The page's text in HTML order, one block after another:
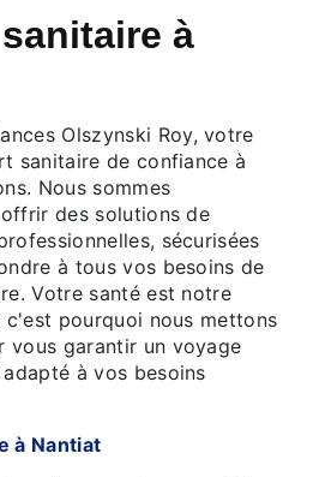
à
Olszynski Roy, votre
sanitaire de confiance à
Nous sommes
des solutions de
sécurisées
à tous vos besoins de
Votre santé est notre
pourquoi nous mettons
garantir un voyage
à vos besoins
à Nantiat